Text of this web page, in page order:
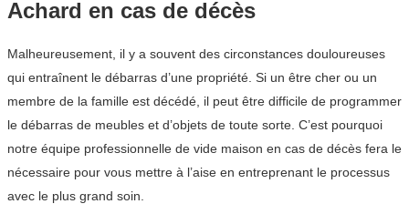
Achard en cas de décès
Malheureusement, il y a souvent des circonstances douloureuses
qui entraînent le débarras d’une propriété. Si un être cher ou un
membre de la famille est décédé, il peut être difficile de programmer
le débarras de meubles et d’objets de toute sorte. C’est pourquoi
notre équipe professionnelle de vide maison en cas de décès fera le
nécessaire pour vous mettre à l’aise en entreprenant le processus
avec le plus grand soin.